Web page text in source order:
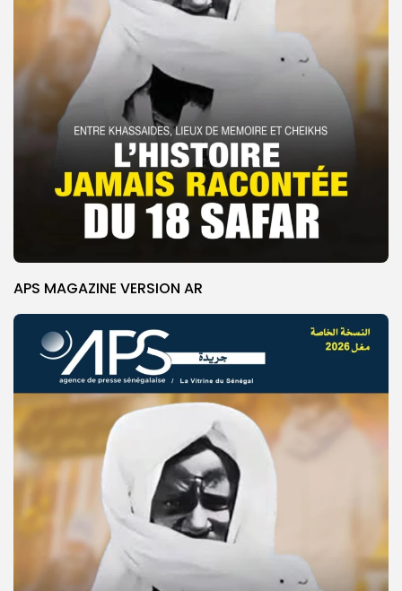
APS MAGAZINE VERSION AR